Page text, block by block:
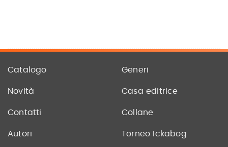
Catalogo Generi
Novità Casa editrice
Contatti Collane
Autori Torneo Ickabog